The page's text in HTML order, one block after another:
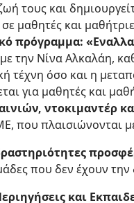
τους και
σε μαθητές και
πρόγραμμα:
την Νίνα Αλκαλάη,
τέχνη όσο και η
για μαθητές και
ντοκιμαντέρ
που πλαισιώνονται
που δεν έχουν
και